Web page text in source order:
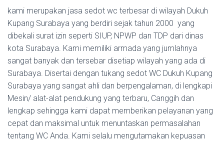
kami merupakan jasa sedot wc terbesar di wilayah Dukuh
Kupang Surabaya yang berdiri sejak tahun 2000 yang
dibekali surat izin seperti SIUP, NPWP dan TDP dari dinas
kota Surabaya. Kami memiliki armada yang jumlahnya
sangat banyak dan tersebar disetiap wilayah yang ada di
Surabaya. Disertai dengan tukang sedot WC Dukuh Kupang
Surabaya yang sangat ahli dan berpengalaman, di lengkapi
Mesin/ alat-alat pendukung yang terbaru, Canggih dan
lengkap sehingga kami dapat memberikan pelayanan yang
cepat dan maksimal untuk menuntaskan permasalahan
tentang WC Anda. Kami selalu mengutamakan kepuasan